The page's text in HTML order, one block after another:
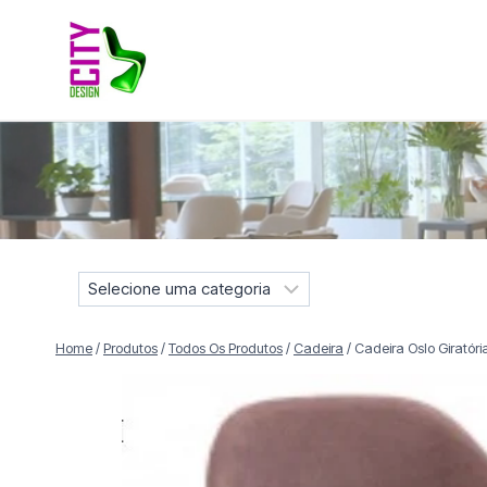
Conteúdo
Móveis selecionados para compor projetos residenciais
e
e
Home / Produtos / Todos Os Produtos / Cadeira / Cadeira Oslo